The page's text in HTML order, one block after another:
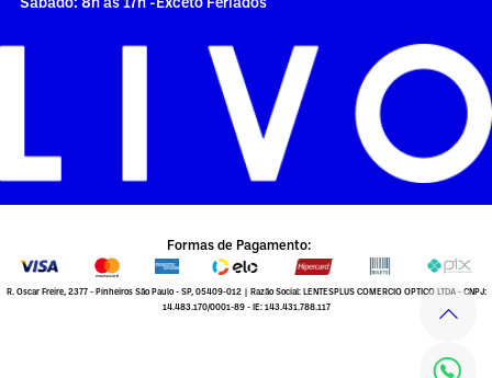
Formas de Pagamento:
R. Oscar Freire, 2377 - Pinheiros São Paulo - SP, 05409-012 | Razão Social: LENTESPLUS COMERCIO OPTICO LTDA - CNPJ:
14.483.170/0001-89 - IE: 143.431.788.117